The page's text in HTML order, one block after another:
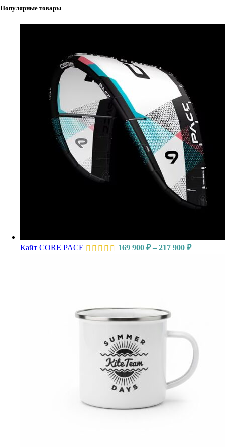
Популярные товары
Кайт CORE PACE 169 900 ₽ – 217 900 ₽